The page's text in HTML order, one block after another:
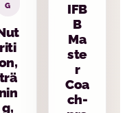
G
riti
trä
g,
IFB
B
Ma
ste
r
Coa
ch-